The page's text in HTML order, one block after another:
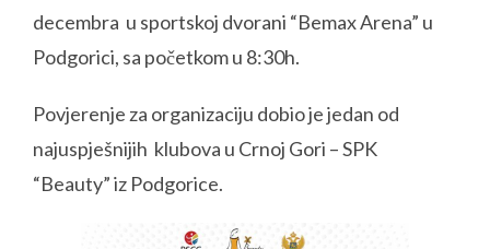
decembra u sportskoj dvorani “Bemax Arena” u
Podgorici, sa početkom u 8:30h.
Povjerenje za organizaciju dobio je jedan od
najuspješnijih klubova u Crnoj Gori – SPK
“Beauty” iz Podgorice.